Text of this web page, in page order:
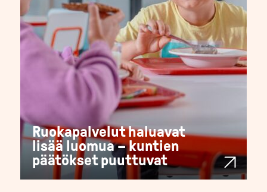
Ruokapalvelut haluavat
lisää luomua – kuntien
päätökset puuttuvat